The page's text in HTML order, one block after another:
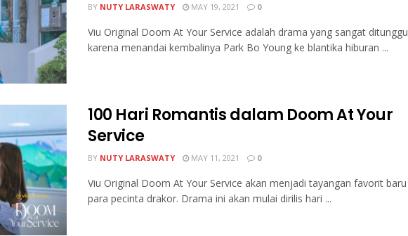
BY NUTY LARASWATY MAY 19, 2021 0
Viu Original Doom At Your Service adalah drama yang sangat ditunggu
karena menandai kembalinya Park Bo Young ke blantika hiburan ...
100 Hari Romantis dalam Doom At Your
Service
BY NUTY LARASWATY MAY 11, 2021 0
Viu Original Doom At Your Service akan menjadi tayangan favorit baru
para pecinta drakor. Drama ini akan mulai dirilis hari ...